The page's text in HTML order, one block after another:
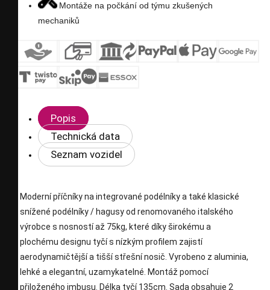
Montáže na počkání od týmu zkušených
mechaniků
Popis
Technická data
Seznam vozidel
Moderní příčníky na integrované podélníky a také klasické
snížené podélníky / hagusy od renomovaného italského
výrobce s nosností až 75kg, které díky širokému a
plochému designu tyčí s nízkým profilem zajistí
aerodynamičtější a tišší střešní nosič. Vyrobeno z aluminia,
lehké a elegantní, uzamykatelné. Montáž pomocí
přiloženého imbusu. Délka tyčí 135cm. Sada obsahuje 2